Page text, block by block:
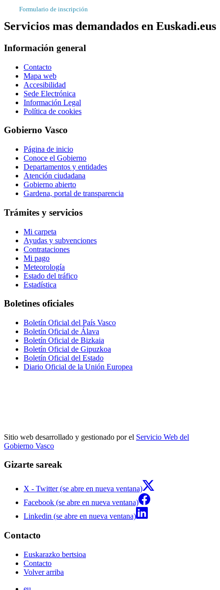
Formulario de inscripción
Servicios mas demandados en Euskadi.eus
Información general
Contacto
Mapa web
Accesibilidad
Sede Electrónica
Información Legal
Política de cookies
Gobierno Vasco
Página de inicio
Conoce el Gobierno
Departamentos y entidades
Atención ciudadana
Gobierno abierto
Gardena, portal de transparencia
Trámites y servicios
Mi carpeta
Ayudas y subvenciones
Contrataciones
Mi pago
Meteorología
Estado del tráfico
Estadística
Boletines oficiales
Boletín Oficial del País Vasco
Boletín Oficial de Álava
Boletín Oficial de Bizkaia
Boletín Oficial de Gipuzkoa
Boletín Oficial del Estado
Diario Oficial de la Unión Europea
Sitio web desarrollado y gestionado por el Servicio Web del
Gobierno Vasco
Gizarte sareak
X - Twitter (se abre en nueva ventana)
Facebook (se abre en nueva ventana)
Linkedin (se abre en nueva ventana)
Contacto
Euskarazko bertsioa
Contacto
Volver arriba